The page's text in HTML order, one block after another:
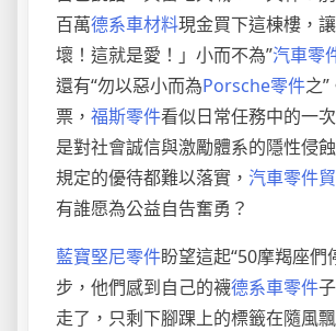
百萬德系車材料現金買下這棟樓，
壞！這就是愛！」小而不為”汽車零
還有“勿以惡小而為Porsche零件之
票， 福斯零件看似日常任務中的一
是對社會誠信與激勵體系的隱性侵
規定的優待都難以落實， 汽車零件
有誰愿為公益自告奮勇？
藍寶堅尼零件盼望這起“50摩羯座們
步，他們感到自己的襪德系車零件
走了，只剩下腳踝上的標籤在隨風